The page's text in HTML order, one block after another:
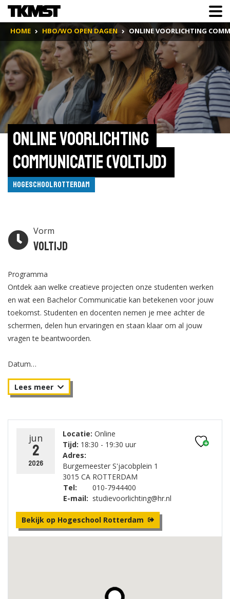
HOME HBO/WO OPEN DAGEN ONLINE VOORLICHTING
Online voorlichting
Communicatie (voltijd)
Hogeschool Rotterdam
Vorm
Voltijd
Programma
Ontdek aan welke creatieve projecten onze studenten werken
en wat een Bachelor Communicatie kan betekenen voor jouw
toekomst. Studenten en docenten nemen je mee achter de
schermen, delen hun ervaringen en staan klaar om al jouw
vragen te beantwoorden.
Datum
Dinsdag 2 juni van 18.30 - 19.30 uur.
jun
2
2026
Locatie: Online
Tijd: 18:30 - 19:30 uur
Adres:
Burgemeester S'jacobplein 1
3015 CA ROTTERDAM
Tel:
E-mail:
010-7944400
studievoorlichting@hr.nl
Bekijk op Hogeschool Rotterdam